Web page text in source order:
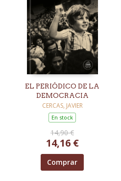
EL PERIÓDICO DE LA
DEMOCRACIA
CERCAS, JAVIER
En stock
14,90 €
14,16 €
Comprar